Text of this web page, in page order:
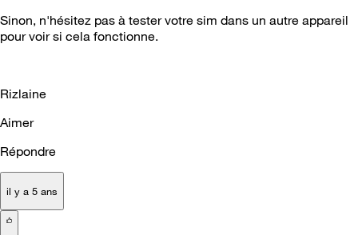
Sinon, n'hésitez pas à tester votre sim dans un autre appareil
pour voir si cela fonctionne.
Rizlaine
Aimer
Répondre
il y a 5 ans